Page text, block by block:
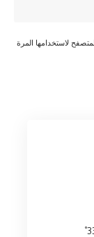
لاستخدامها المرة
°